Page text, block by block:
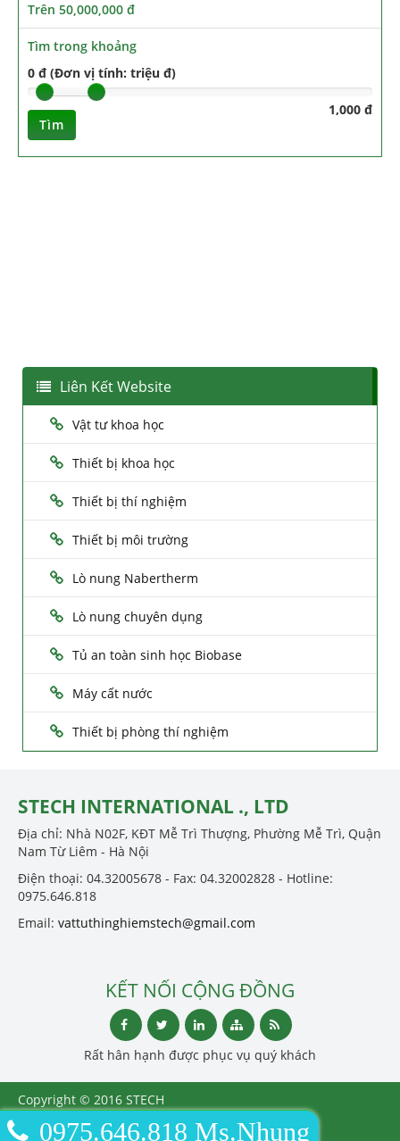
Trên 50,000,000 đ
Tìm trong khoảng
0 đ (Đơn vị tính: triệu đ)
1,000 đ
Tìm
Liên Kết Website
Vật tư khoa học
Thiết bị khoa học
Thiết bị thí nghiệm
Thiết bị môi trường
Lò nung Nabertherm
Lò nung chuyên dụng
Tủ an toàn sinh học Biobase
Máy cất nước
Thiết bị phòng thí nghiệm
STECH INTERNATIONAL ., LTD
Địa chỉ: Nhà N02F, KĐT Mễ Trì Thượng, Phường Mễ Trì, Quận
Nam Từ Liêm - Hà Nội
Điện thoại: 04.32005678 - Fax: 04.32002828 - Hotline:
0975.646.818
Email: vattuthinghiemstech@gmail.com
KẾT NỐI CỘNG ĐỒNG
Rất hân hạnh được phục vụ quý khách
Copyright © 2016 STECH
0975.646.818 Ms.Nhung